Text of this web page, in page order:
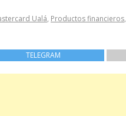
Ualá, Productos financieros,
TELEGRAM